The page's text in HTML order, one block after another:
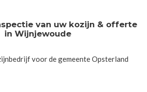
van uw kozijn & offerte
in Wijnjewoude
voor de gemeente Opsterland